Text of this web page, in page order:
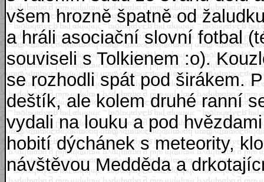
všem hrozně špatně od
a hráli asociační slovní fotbal
souviseli s Tolkienem :o).
se rozhodli spát pod širákem.
deštík, ale kolem druhé ranní
vydali na louku a pod
hobití dýchánek s meteority,
návštěvou Medděda a